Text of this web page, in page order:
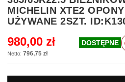
na
początek
galerii
MICHELIN XTE2
UŻYWANE 2SZT.
980,00 zł
796,75 zł
DOSTĘPNE